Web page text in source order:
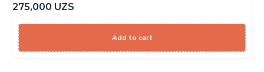
275,000 UZS
Add to cart